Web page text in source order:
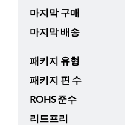
마지막 구매
마지막 배송
패키지 유형
패키지 핀 수
ROHS 준수
리드프리